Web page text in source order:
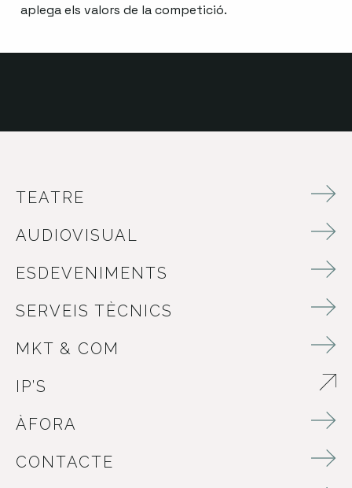
aplega els valors de la competició.
TEATRE
AUDIOVISUAL
ESDEVENIMENTS
SERVEIS TÈCNICS
MKT & COM
IP’S
ÀFORA
CONTACTE